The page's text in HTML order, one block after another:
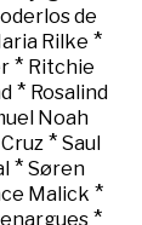
de
Rilke *
* Ritchie
* Rosalind
Noah
* Saul
* Søren
Malick *
*